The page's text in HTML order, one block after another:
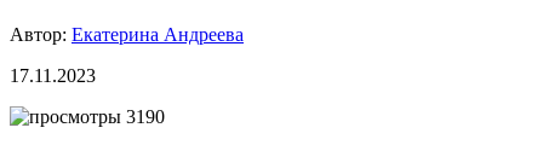
Автор: Екатерина Андреева
17.11.2023
3190